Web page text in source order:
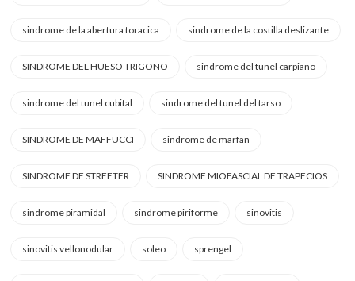
sindrome de la abertura toracica sindrome de la costilla deslizante
SINDROME DEL HUESO TRIGONO sindrome del tunel carpiano
sindrome del tunel cubital sindrome del tunel del tarso
SINDROME DE MAFFUCCI sindrome de marfan
SINDROME DE STREETER SINDROME MIOFASCIAL DE TRAPECIOS
sindrome piramidal sindrome piriforme sinovitis
sinovitis vellonodular soleo sprengel